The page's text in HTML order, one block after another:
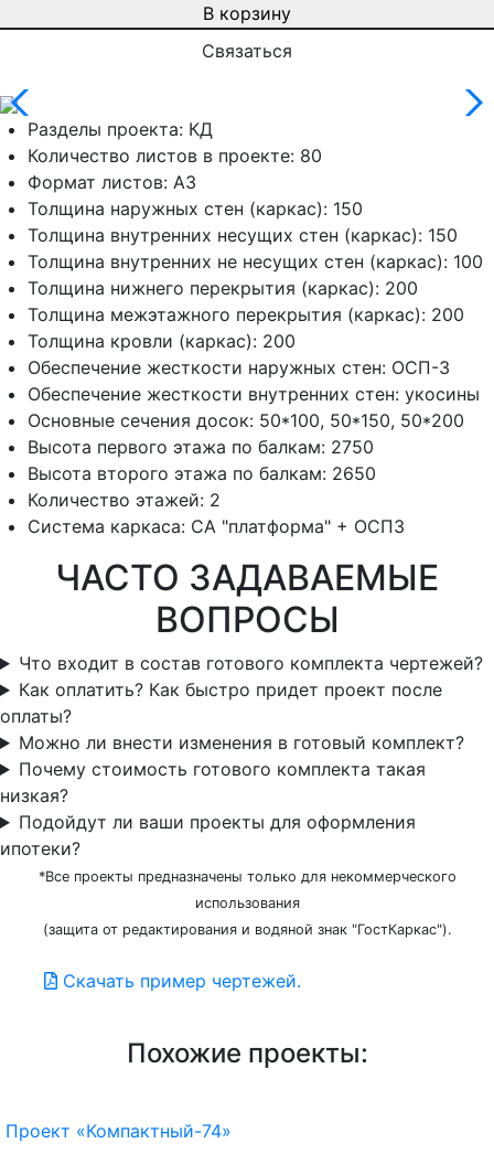
В корзину
Связаться
Разделы проекта: КД
Количество листов в проекте: 80
Формат листов: А3
Толщина наружных стен (каркас): 150
Толщина внутренних несущих стен (каркас): 150
Толщина внутренних не несущих стен (каркас): 100
Толщина нижнего перекрытия (каркас): 200
Толщина межэтажного перекрытия (каркас): 200
Толщина кровли (каркас): 200
Обеспечение жесткости наружных стен: ОСП-3
Обеспечение жесткости внутренних стен: укосины
Основные сечения досок: 50*100, 50*150, 50*200
Высота первого этажа по балкам: 2750
Высота второго этажа по балкам: 2650
Количество этажей: 2
Система каркаса: СА "платформа" + ОСП3
ЧАСТО ЗАДАВАЕМЫЕ
ВОПРОСЫ
Что входит в состав готового комплекта чертежей?
Как оплатить? Как быстро придет проект после
оплаты?
Можно ли внести изменения в готовый комплект?
Почему стоимость готового комплекта такая
низкая?
Подойдут ли ваши проекты для оформления
ипотеки?
*Все проекты предназначены только для некоммерческого
использования
(защита от редактирования и водяной знак "ГостКаркас").
Скачать пример чертежей.
Похожие проекты:
Проект «Компактный-74»